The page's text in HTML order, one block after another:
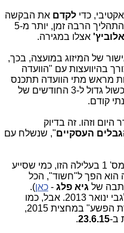
כדי לקדם את הבקשה
את התהליך הרבה זמן, יותר מ-5
אלוביץ' אצלו במגירה.
של המיזוג במועצה, בכך,
בהיוועצות עם "הוועדה
מראש מתי הוועדה תתכנס
ותחליט ומה תחליט וזה יכול להיות מכשול גדול ל-3 החודשים של
קודם.
וזהו. זה בדיוק
העסקיים", שנשלח עם
"חשוד" מס' 1 בעלילה הזו, כמי שסייע
הוא הפך ל"חשוד", הכל
של גיא פלג - כאן).
בטלוויזיה היה לגבי ינואר 2013. אבל, כמו
) חוזר ל"זירת הפשע" במחצית 2015,
ב-23.6.15
.